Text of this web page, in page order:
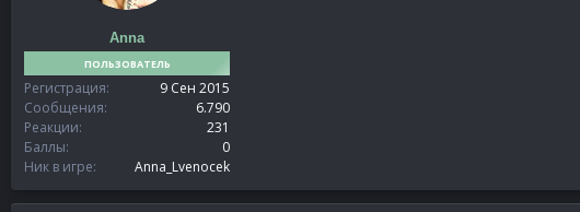
Anna
ПОЛЬЗОВАТЕЛЬ
Регистрация
9 Сен 2015
Сообщения
6.790
Реакции
231
Баллы
0
Ник в игре
Anna_Lvenocek